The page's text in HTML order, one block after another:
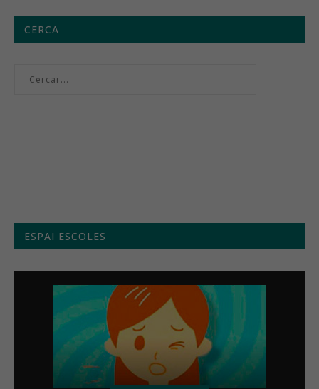
CERCA
ESPAI ESCOLES